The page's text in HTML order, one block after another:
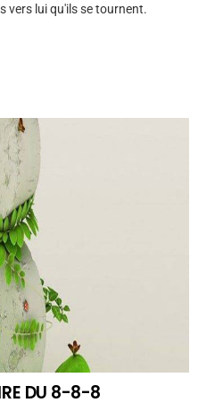
vers lui qu'ils se tournent.
DU 8-8-8